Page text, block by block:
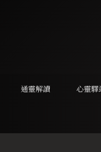
通靈解讀 心靈驛